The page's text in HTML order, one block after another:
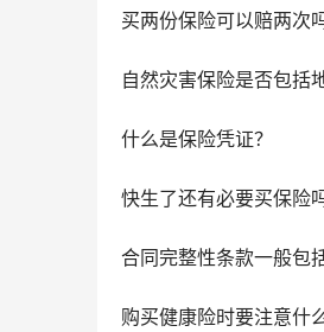
买两份保险可以赔两次
自然灾害保险是否包括
什么是保险凭证？
快生了还有必要买保险
合同完整性条款一般包
购买健康险时要注意什